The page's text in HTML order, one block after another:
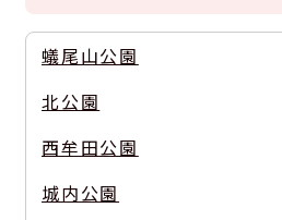
蟻尾山公園
北公園
西牟田公園
城内公園